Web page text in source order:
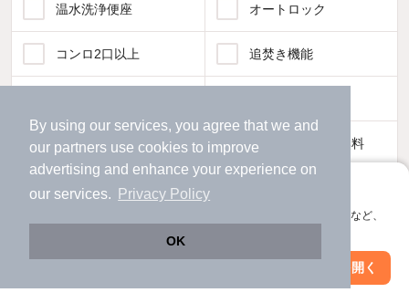
By using our services, you agree that we and
our partners use cookies to improve
advertising and enhance your experience on
our services.
Privacy Policy
OK
アプリに切り替えて、サクサクお部屋探し
会員登録なしですぐ使える。マップ検索やお気に入り保存など、
アプリを開く
温水洗浄便座 オートロック
コンロ2口以上 追焚き機能
新着のみ インターネット無料
該当件数:
絞り込み条件を変更